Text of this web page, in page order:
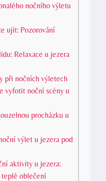
nočního výletu
ujít: Pozorování
Relaxace u jezera
při nočních výletech
vyfotit noční scény u
procházku u
výlet u jezera pod
aktivity u jezera:
teplé oblečení